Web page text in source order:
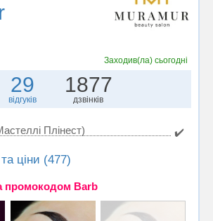
Заходив(ла)сьогодні
29
відгуків
1877
дзвінків
Плінест) ✔️
ціни (477)
промокодом Barb